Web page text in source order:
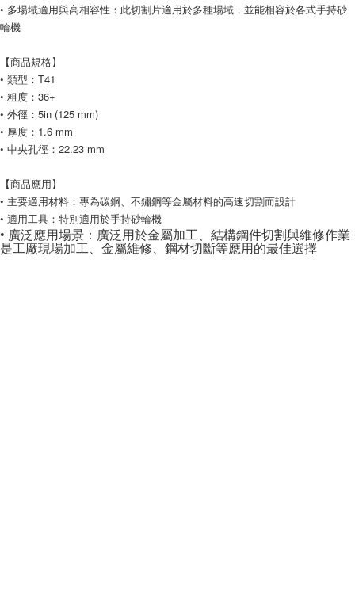
• 多場域適用與高相容性：此切割片適用於多種場域，並能相容於各式手持砂
輪機
【商品規格】
• 類型：T41
• 粗度：36+
• 外徑：5in (125 mm)
• 厚度：1.6 mm
• 中央孔徑：22.23 mm
【商品應用】
• 主要適用材料：專為碳鋼、不鏽鋼等金屬材料的高速切割而設計
• 適用工具：特別適用於手持砂輪機
• 廣泛應用場景：廣泛用於金屬加工、結構鋼件切割與維修作業
是工廠現場加工、金屬維修、鋼材切斷等應用的最佳選擇